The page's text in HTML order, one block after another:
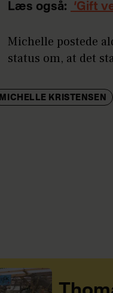
Læs også: ‘Gift
Michelle postede
status om, at det
MICHELLE KRISTENSEN